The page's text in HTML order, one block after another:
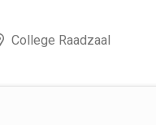
College Raadzaal